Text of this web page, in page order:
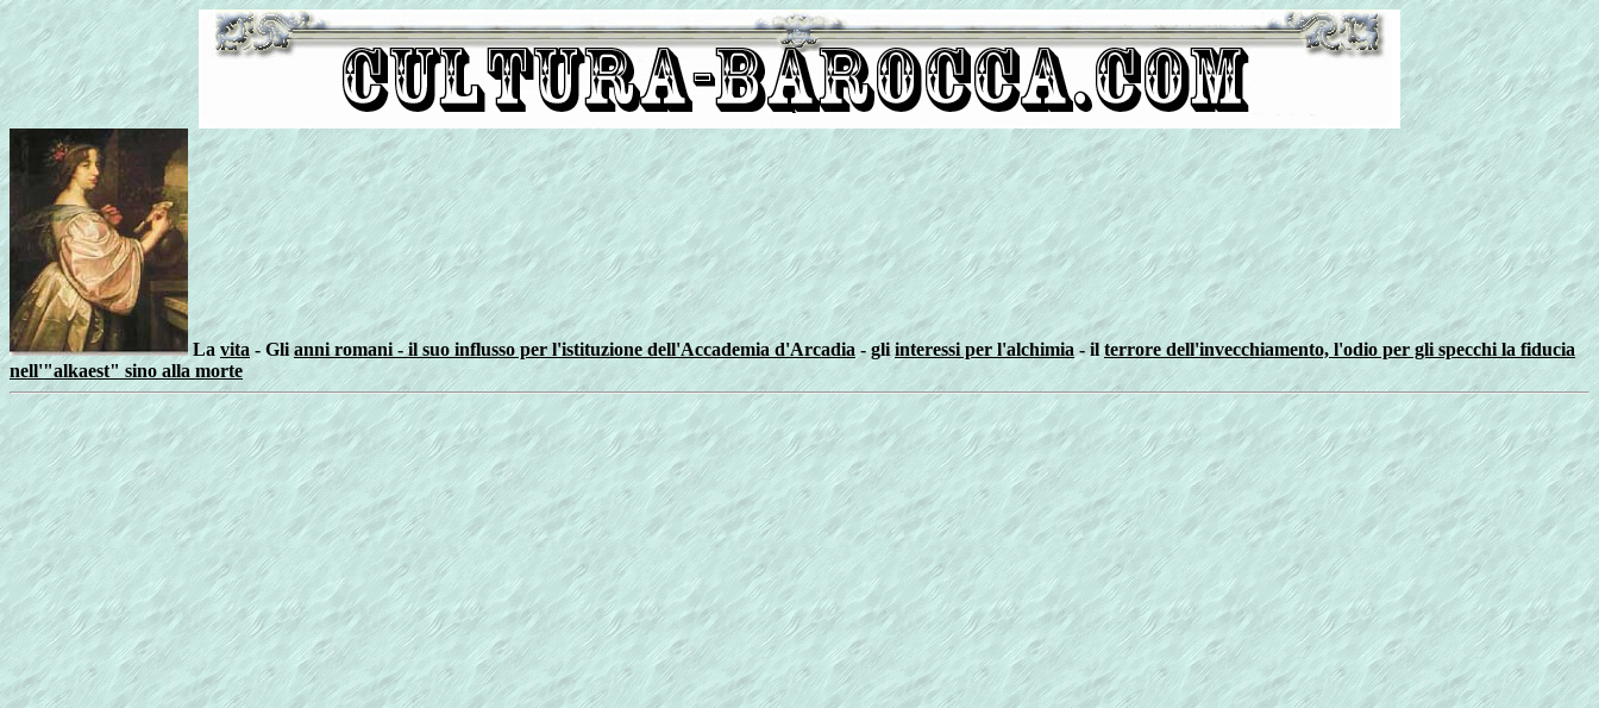
Lavita - Glianni romani - il suo influsso per l'istituzione dell'Accademia d'Arcadia - gliinteressi per l'alchimia- ilterrore dell'invecchiamento, l'odio per gli specchi la fiducia
nell'"alkaest" sino alla morte